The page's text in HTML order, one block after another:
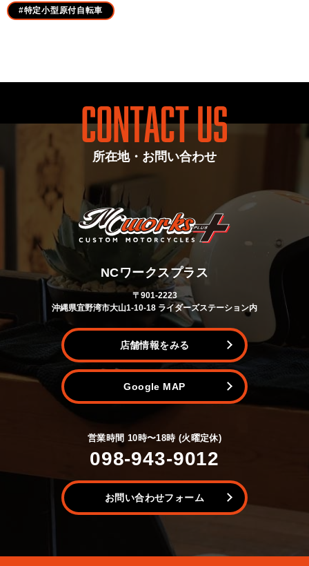
#特定小型原付自転車
所在地・お問い合わせ
NCワークスプラス
〒901-2223
沖縄県宜野湾市大山1-10-18 ライダーズステーション内
店舗情報をみる
Google MAP
営業時間 10時〜18時 (火曜定休)
098-943-9012
お問い合わせフォーム